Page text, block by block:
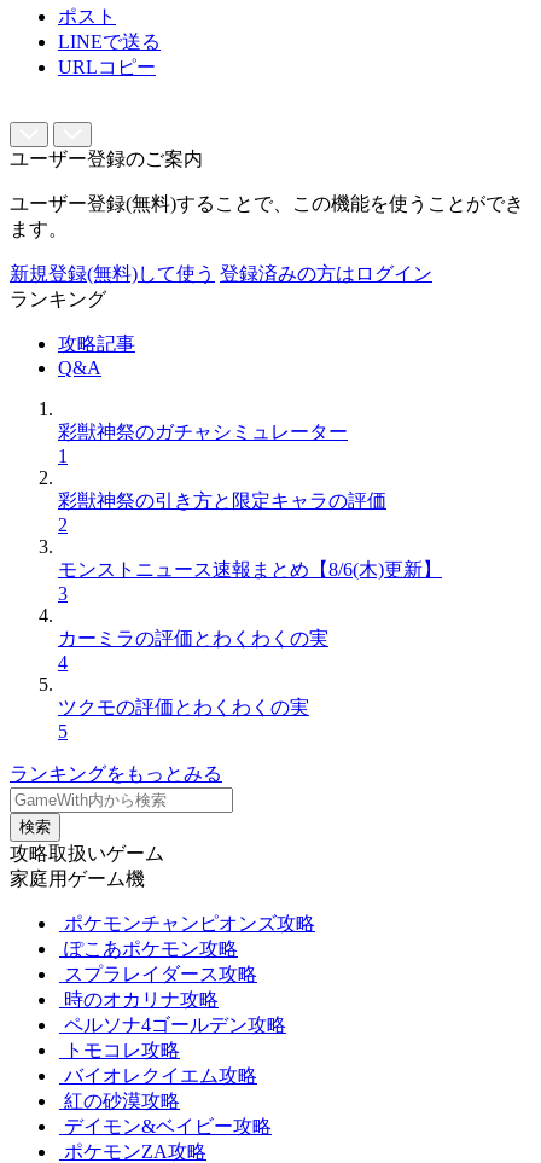
ポスト
LINEで送る
URLコピー
ユーザー登録のご案内
ユーザー登録(無料)することで、この機能を使うことができ
ます。
新規登録(無料)して使う 登録済みの方はログイン
ランキング
攻略記事
Q&A
彩獣神祭のガチャシミュレーター
1
彩獣神祭の引き方と限定キャラの評価
2
モンストニュース速報まとめ【8/6(木)更新】
3
カーミラの評価とわくわくの実
4
ツクモの評価とわくわくの実
5
ランキングをもっとみる
検索
攻略取扱いゲーム
家庭用ゲーム機
ポケモンチャンピオンズ攻略
ぽこあポケモン攻略
スプラレイダース攻略
時のオカリナ攻略
ペルソナ4ゴールデン攻略
トモコレ攻略
バイオレクイエム攻略
紅の砂漠攻略
デイモン&ベイビー攻略
ポケモンZA攻略